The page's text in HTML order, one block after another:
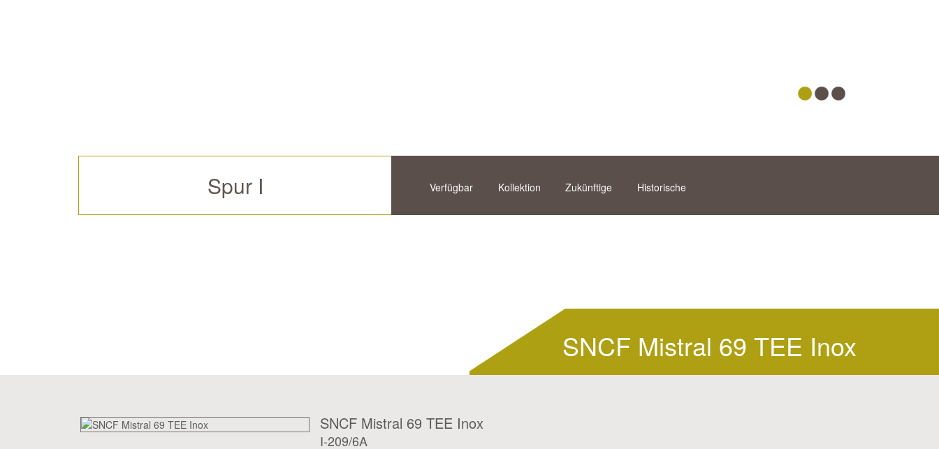
Spur I Verfügbar Kollektion Zukünftige Historische
SNCF Mistral 69 TEE Inox
SNCF Mistral 69 TEE Inox
I-209/6A